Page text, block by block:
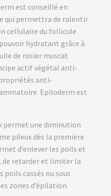
est conseillé en
qui permettra de ralentir
cellulaire du follicule
hydratant grâce à
de rosier muscat
actif végétal anti-
anti-
Epiloderm est
permet une diminution
pileux dès la première
d’enlever les poils et
de retarder et limiter la
poils cassés ou sous
zones d’épilation.